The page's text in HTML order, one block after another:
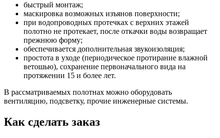
быстрый монтаж;
маскировка возможных изъянов поверхности;
при водопроводных протечках с верхних этажей
полотно не протекает, после откачки воды возвращает
прежнюю форму;
обеспечивается дополнительная звукоизоляция;
простота в уходе (периодическое протирание влажной
ветошью), сохранение первоначального вида на
протяжении 15 и более лет.
В рассматриваемых полотнах можно оборудовать
вентиляцию, подсветку, прочие инженерные системы.
Как сделать заказ